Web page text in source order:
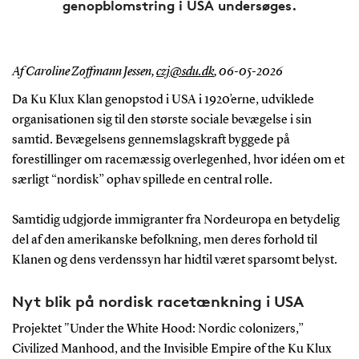
genopblomstring i USA undersøges.
Af Caroline Zoffmann Jessen,czj@sdu.dk,06-05-2026
Da Ku Klux Klan genopstod i USA i 1920’erne, udviklede
organisationen sig til den største sociale bevægelse i sin
samtid. Bevægelsens gennemslagskraft byggede på
forestillinger om racemæssig overlegenhed, hvor idéen om et
særligt “nordisk” ophav spillede en central rolle.
Samtidig udgjorde immigranter fra Nordeuropa en betydelig
del af den amerikanske befolkning, men deres forhold til
Klanen og dens verdenssyn har hidtil været sparsomt belyst.
Nyt blik på nordisk racetænkning i USA
Projektet "Under the White Hood: Nordic colonizers,”
Civilized Manhood, and the Invisible Empire of the Ku Klux